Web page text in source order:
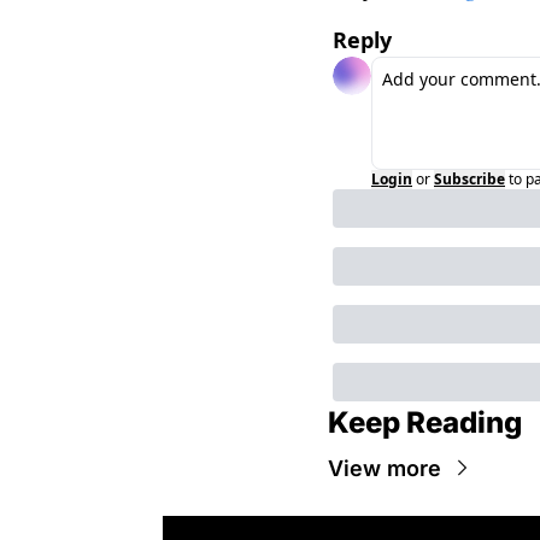
Reply
Login orSubscribeto
Keep Reading
View more